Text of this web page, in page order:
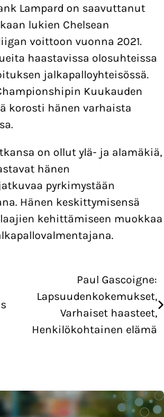
Lampard on saavuttanut
lukien Chelsean
voittoon vuonna 2021.
haastavissa olosuhteissa
jalkapalloyhteisössä.
Kuukauden
korosti hänen varhaista
on ollut ylä- ja alamäkiä,
hänen
pyrkimystään
Hänen keskittymisensä
kehittämiseen muokkaa
Paul Gascoigne:
Lapsuudenkokemukset,
Varhaiset haasteet,
Henkilökohtainen elämä